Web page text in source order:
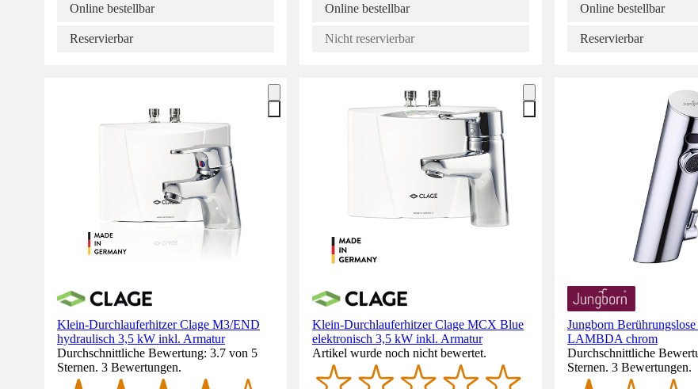
Online bestellbar
Reservierbar
Online bestellbar
Nicht reservierbar
Online bestellbar
Reservierbar
Klein-Durchlauferhitzer Clage M3/END
hydraulisch 3,5 kW inkl. Armatur
Durchschnittliche Bewertung: 3.7 von 5
Sternen. 3 Bewertungen.
Klein-Durchlauferhitzer Clage MCX Blue
elektronisch 3,5 kW inkl. Armatur
Artikel wurde noch nicht bewertet.
Jungborn
LAMBDA chrom
Durchschnittliche
Sternen. 3 Bewertungen.